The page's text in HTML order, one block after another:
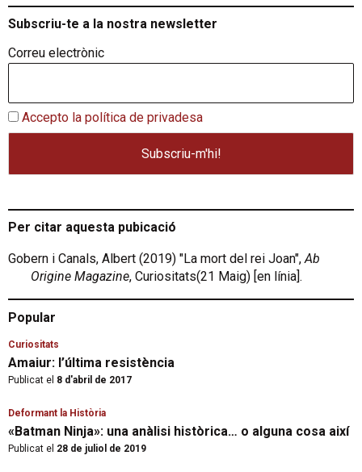
Subscriu-te a la nostra newsletter
Correu electrònic
Accepto la política de privadesa
Per citar aquesta pubicació
Gobern i Canals, Albert (2019) "La mort del rei Joan", Ab
Origine Magazine, Curiositats(21 Maig) [en línia].
Popular
Curiositats
Amaiur: l’última resistència
Publicat el 8 d'abril de 2017
Deformant la Història
«Batman Ninja»: una anàlisi històrica… o alguna cosa així
Publicat el 28 de juliol de 2019